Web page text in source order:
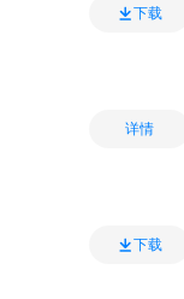
下载
详情
下载